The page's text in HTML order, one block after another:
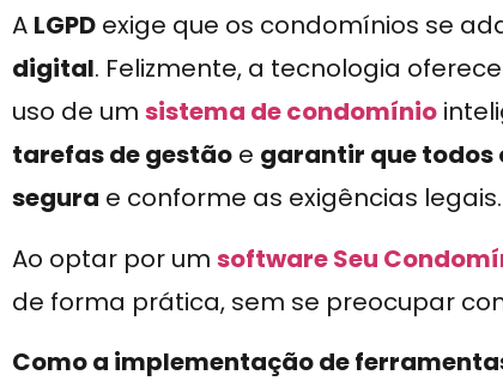
A LGPD exige que os condomínios se
digital. Felizmente, a tecnologia
uso de um sistema de condomínio
tarefas de gestão e garantir que todos
segura e conforme as exigências legais.
Ao optar por um software Seu
de forma prática, sem se preocupar
Como a implementação de